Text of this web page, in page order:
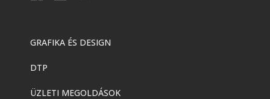
GRAFIKA ÉS DESIGN
DTP
ÜZLETI MEGOLDÁSOK